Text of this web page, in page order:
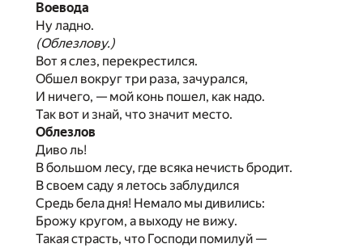
Воевода
Ну ладно.
(Облезлову.)
Вот я слез, перекрестился.
Обшел вокруг три раза, зачурался,
И ничего, — мой конь пошел, как надо.
Так вот и знай, что значит место.
Облезлов
Диво ль!
В большом лесу, где всяка нечисть бродит.
В своем саду я летось заблудился
Средь бела дня! Немало мы дивились:
Брожу кругом, а выходу не вижу.
Такая страсть, что Господи помилуй —